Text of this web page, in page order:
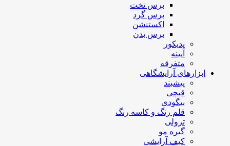
برس تخت
برس گرد
اکستنشن
برس بدن
پدیکور
آیینه
متفرقه
ابزارهای آرایشگاهی
پیشبند
قیچی
بیگودی
قلم رنگ و کاسه رنگ
ترولی
گیره مو
کیف آرایشی